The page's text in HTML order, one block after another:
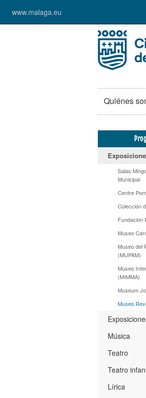
www.malaga.eu
Quiénes
Salas
Municipal
Centre
Colección
Fundación
Museo
Museo del
(MUPAM)
Museo
(MIMMA)
Museum
Museo
Música
Teatro
Teatro
Lírica